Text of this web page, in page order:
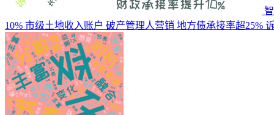
10% 市级土地收入账户 破产管理人营销 地方债承接率超25%